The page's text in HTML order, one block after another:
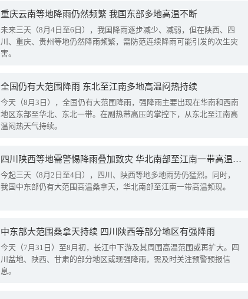
重庆云南等地降雨仍然频繁 我国东部多地高温不断
未来三天（8月4日至6日），我国降雨逐步减少、减弱，但在陕西、四
川、重庆、贵州等地仍然降雨频繁，需防范连续降雨可能引发的次生灾
害。
全国仍有大范围降雨 东北至江南多地高温闷热持续
今天（8月3日），全国仍有大范围降雨，强降雨主要出现在华南和西南
地区东部至华北、东北一带。在副热带高压的掌控下，从东北至江南高
温闷热天气持续。
四川陕西等地需警惕降雨叠加致灾 华北南部至江南一带高温频现
今起三天（8月2日至4日），四川、陕西等地多地雨势仍猛烈。同时，
我国中东部仍有大范围高温桑拿天，华北南部至江南一带高温频现。
中东部大范围桑拿天持续 四川陕西等部分地区有强降雨
今天（7月31日）至8月初，长江中下游及其周围高温范围或再扩大。四
川盆地、陕西、甘肃的部分地区或现强降雨，需及时关注预警预报信
息。